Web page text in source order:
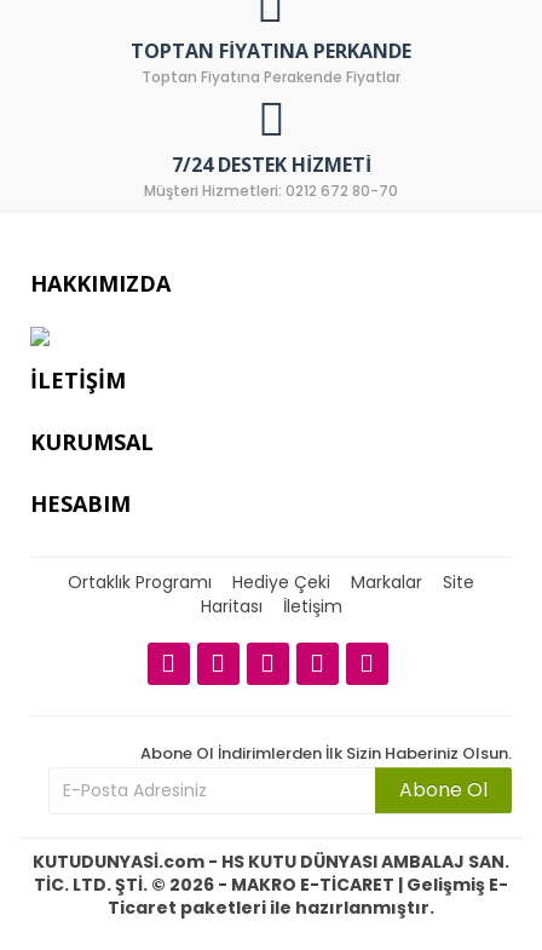
TOPTAN FIYATINA PERKANDE
Toptan Fiyatına Perakende Fiyatlar
7/24 DESTEK HIZMETI
Müşteri Hizmetleri: 0212 672 80-70
HAKKIMIZDA
İLETIŞIM
KURUMSAL
HESABIM
Ortaklık Programı Hediye Çeki Markalar
Site
Haritası
İletişim
Abone Ol İndirimlerden İlk Sizin Haberiniz Olsun.
Abone Ol
KUTUDUNYASİ.com - HS KUTU DÜNYASI AMBALAJ SAN.
TİC. LTD. ŞTİ. © 2026 - MAKRO E-TİCARET | Gelişmiş E-
Ticaret paketleri ile hazırlanmıştır.